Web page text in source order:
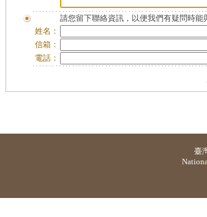
請您留下聯絡資訊，以便我們有疑問時
姓名：
信箱：
電話：
臺